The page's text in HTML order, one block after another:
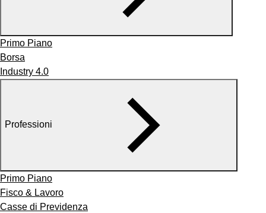
Primo Piano
Borsa
Industry 4.0
Professioni
Primo Piano
Fisco & Lavoro
Casse di Previdenza